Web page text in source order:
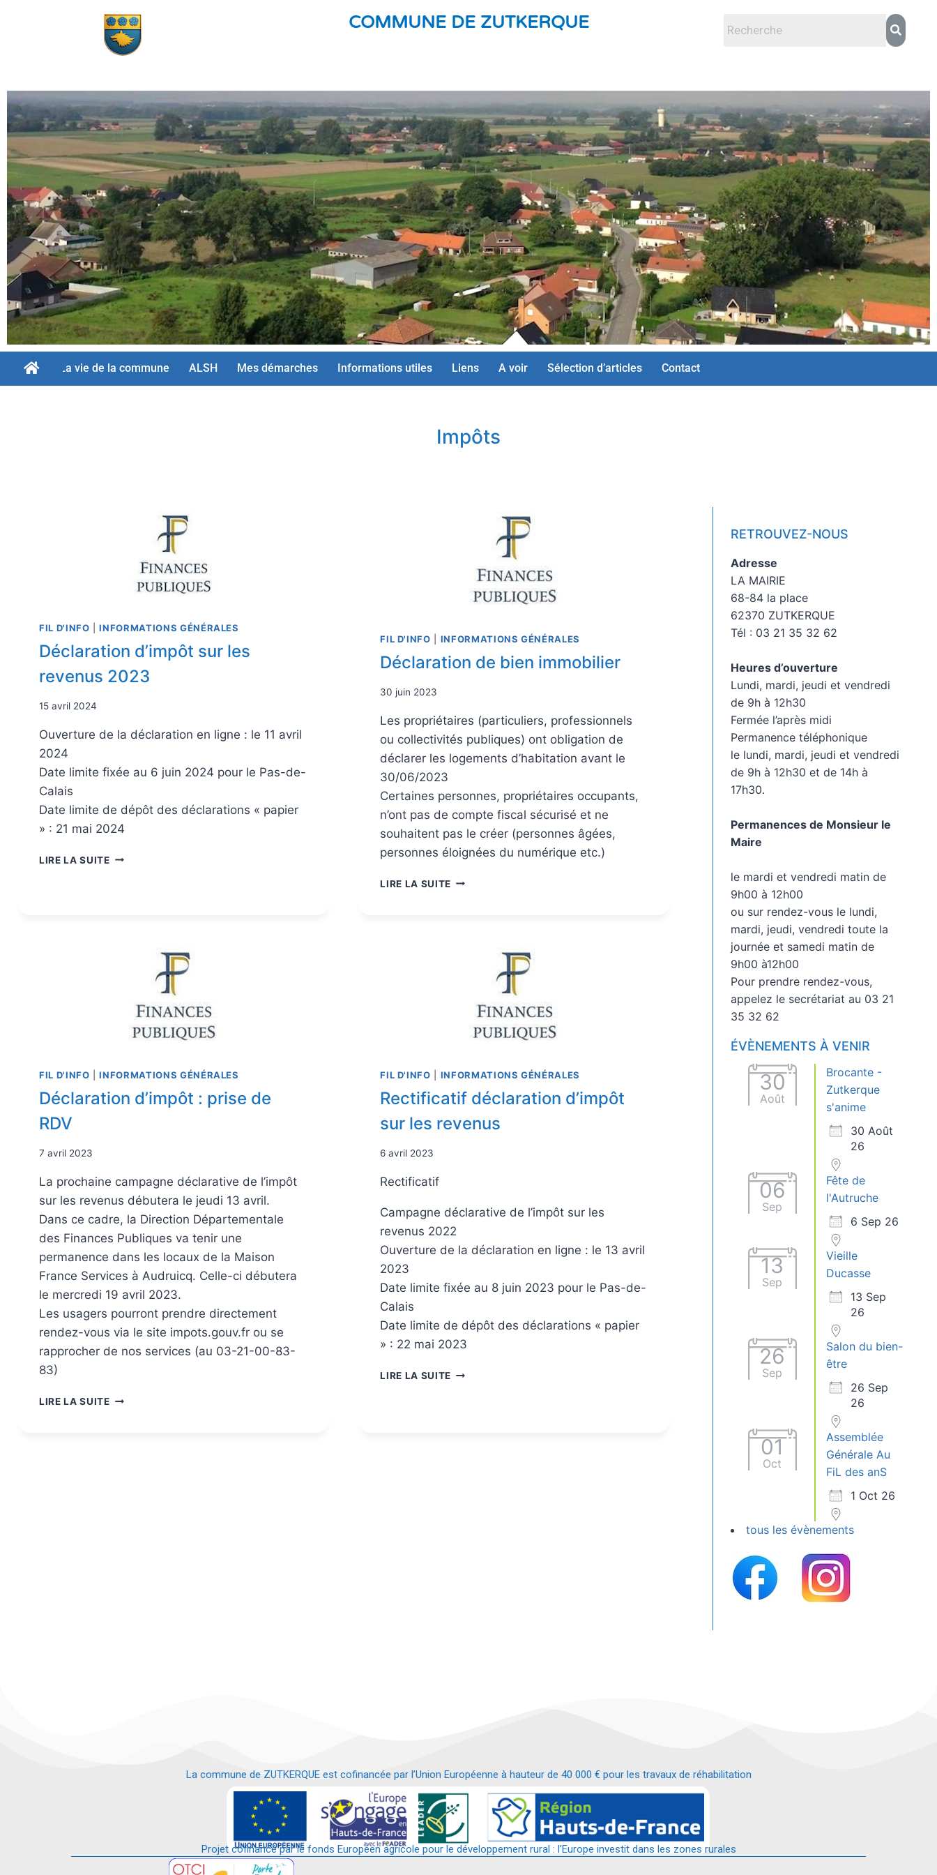
COMMUNE DE ZUTKERQUE
La vie de la commune ALSH Mes démarches Informations utiles Liens A voir Sélection d’articles Contact
Impôts
FIL D'INFO |INFORMATIONS GÉNÉRALES
Déclaration d’impôt sur les
revenus 2023
15 avril 2024
Ouverture de la déclaration en ligne : le 11 avril
2024
Date limite fixée au 6 juin 2024 pour le Pas-de-
Calais
Date limite de dépôt des déclarations « papier
» : 21 mai 2024
LIRE LA SUITE
FIL D'INFO INFORMATIONS GÉNÉRALES
Déclaration de bien immobilier
30 juin 2023
Les propriétaires (particuliers, professionnels
ou collectivités publiques) ont obligation de
déclarer les logements d’habitation avant le
30/06/2023
Certaines personnes, propriétaires occupants,
n’ont pas de compte fiscal sécurisé et ne
souhaitent pas le créer (personnes âgées,
personnes éloignées du numérique etc.)
LIRE LA SUITE
FIL D'INFO |INFORMATIONS GÉNÉRALES
Déclaration d’impôt : prise de
RDV
7 avril 2023
La prochaine campagne déclarative de l’impôt
sur les revenus débutera le jeudi 13 avril.
Dans ce cadre, la Direction Départementale
des Finances Publiques va tenir une
permanence dans les locaux de la Maison
France Services à Audruicq. Celle-ci débutera
le mercredi 19 avril 2023.
Les usagers pourront prendre directement
rendez-vous via le site impots.gouv.fr ou se
rapprocher de nos services (au 03-21-00-83-
83)
LIRE LA SUITE
FIL D'INFO INFORMATIONS GÉNÉRALES
Rectificatif déclaration d’impôt
sur les revenus
6 avril 2023
Rectificatif
Campagne déclarative de l’impôt sur les
revenus 2022
Ouverture de la déclaration en ligne : le 13 avril
2023
Date limite fixée au 8 juin 2023 pour le Pas-de-
Calais
Date limite de dépôt des déclarations « papier
» : 22 mai 2023
LIRE LA SUITE
RETROUVEZ-NOUS
Adresse
LA MAIRIE
68-84 la place
62370 ZUTKERQUE
Tél : 03 21 35 32 62
Heures d’ouverture
Lundi, mardi, jeudi et vendredi
de 9h à 12h30
Fermée l’après midi
Permanence téléphonique
le lundi, mardi, jeudi et vendredi
de 9h à 12h30 et de 14h à
17h30.
Permanences de Monsieur le
Maire
le mardi et vendredi matin de
9h00 à 12h00
ou sur rendez-vous le lundi,
mardi, jeudi, vendredi toute la
journée et samedi matin de
9h00 à12h00
Pour prendre rendez-vous,
appelez le secrétariat au 03 21
35 32 62
ÉVÈNEMENTS À VENIR
30
Août
Brocante -
Zutkerque
s'anime
30 Août
26
06
Sep
Fête de
l'Autruche
6 Sep 26
13
Sep
Vieille
Ducasse
13 Sep
26
26
Sep
Salon du bien-
être
26 Sep
26
01
Oct
Assemblée
Générale Au
FiL des anS
1 Oct 26
tous les évènements
La commune de ZUTKERQUE est cofinancée par l’Union Européenne à hauteur de 40 000 € pour les travaux de réhabilitation
et requalification d’un bâtiment en services et commerces de proximité.
Projet cofinancé par le fonds Européen agricole pour le développement rural : l’Europe investit dans les zones rurales